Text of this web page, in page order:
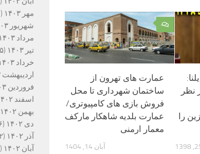
۰
عمارت های تهرون از
ساختمان شهرداری تا محل
فروش بازی های کامپیوتری/
عمارت بلدیه شاهکار مارکف
معمار ارمنی
آبان 14, 1404
نظر
را
مهر ۱۴۰۳
(۷۱)
شهریور ۱۴۰۳
مرداد ۱۴۰۳
تیر ۱۴۰۳
(۱۴۵)
خرداد ۱۴۰۳
اردیبهشت ۱۴۰۳
فروردین ۱۴۰۳
اسفند ۱۴۰۲
بهمن ۱۴۰۲
دی ۱۴۰۲
(۶۶)
آذر ۱۴۰۲
(۵۲)
آبان ۱۴۰۲
(۶۸)